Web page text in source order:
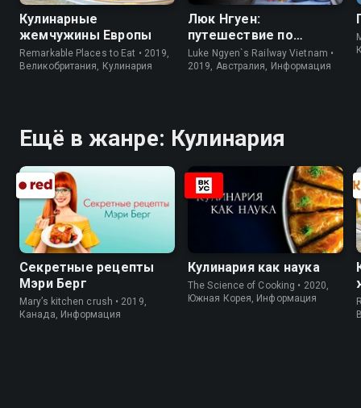
Кулинарные
жемчужины Европы
Remarkable Places to Eat • 2019,
Великобритания, Кулинария
Люк Нгуен:
путешествие по
Вьетнаму
Luke Ngyen`s Railway Vietnam •
2019, Австралия, Информация
Ещё в жанре: Кулинария
Секретные рецепты
Мэри Берг
Mary’s kitchen crush • 2019,
Канада, Информация
Кулинария как наука
The Science of Cooking • 2020,
Южная Корея, Информация